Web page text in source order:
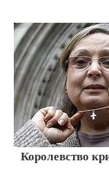
Королевство